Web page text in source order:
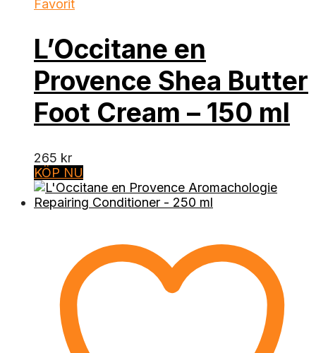
Favorit
L’Occitane en
Provence Shea Butter
Foot Cream – 150 ml
265 kr
KÖP NU